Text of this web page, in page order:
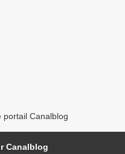
portail Canalblog
Canalblog